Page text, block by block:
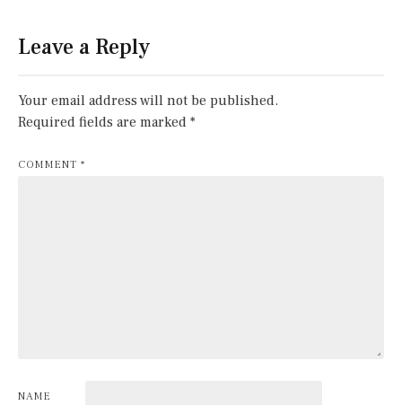
Leave a Reply
Your email address will not be published.
Required fields are marked *
COMMENT *
NAME